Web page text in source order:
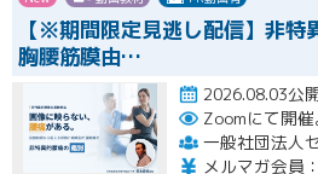
【※期間限定見逃し配信】非特
胸腰筋膜由…
2026.08.03公
Zoomにて開催
一般社団法人